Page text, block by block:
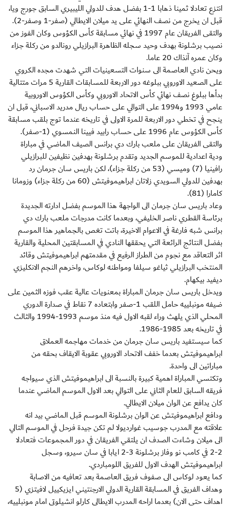
انتزع تعادلا ثمينا ذهابا 1-1 بفضل هدف للدولي الليبيري السابق جورج ويا،
قبل ان يخرج من نصف النهائي على يد ميلان الايطالي (صفر-1 وصفر-2).
والتقى الفريقان عام 1997 في نهائي مسابقة كأس الكؤوس وكان الفوز من
نصيب برشلونة بهدف وحيد سجله الظاهرة البرازيلي رونالدو من ركلة جزاء
وكان عمره آنذاك 20 عاما.
ويحن نادي العاصمة الى سنوات التسعينيات التي شهدت مجده الكروي
على الصعيد الاوروبي ببلوغه دور الاربعة للمسابقات القارية 5 مرات متتالية
بدأها ببلوغ نصف نهائي كأس الاتحاد الاوروبي وكأس الكؤوس الاوروبية
عامي 1993 و1994 على التوالي على حساب ريال مدريد الاسباني، قبل ان
ينجح في تخطي دور الاربعة للمرة الاولى في تاريخه عندما توج بلقب مسابقة
كأس الكؤوس عام 1996 على حساب رابيد فيينا النمسوي (1-صفر).
والتقى الفريقان على ملعب بارك دي برانس الصيف الماضي في مباراة
ودية اعدادية للموسم الجديد وتقدم برشلونة بهدفين نظيفين للبرازيلي
رافينيا (7) وميسي (53 من ركلة جزاء)، لكن باريس سان جرمان رد
بهدفين للدولي السويدي زلاتان ابراهيموفيتش (60 من ركلة جزاء) وزومانا
كامارا (81).
وعاد باريس سان جرمان الى الواجهة هذا الموسم بفضل ادارته الجديدة
برئاسة القطري ناصر الخليفي، وبعدما كانت مدرجات ملعب بارك دي
برانس شبه فارغة في الاعوام الاخيرة، باتت تغص بالجماهير هذا الموسم
بفضل النتائج الرائعة التي يحققها النادي في المسابقتين المحلية والقارية
اثر التعاقد مع نجوم من الطراز الرفيع في مقدمتهم ابراهيموفيتش وقائد
المنتخب البرازيلي ثياغو سيلفا ومواطنه لوكاس، واخرهم النجم الانكليزي
ديفيد بيكهام.
ويدخل باريس سان جرمان المباراة بمعنويات عالية عقب فوزه الثمين على
ضيفه مونبلييه حامل اللقب 1-صفر وابتعاده 7 نقاط في صدارة الدوري
المحلي الذي يلهث وراء لقبه الاول فيه منذ موسم 1993-1994 والثالث
في تاريخه بعد 1985-1986.
كما سيستفيد باريس سان جرمان من خدمات مهاجمه العملاق
ابراهيموفيتش بعدما خفف الاتحاد الاوروبي عقوبة الايقاف بحقه من
مباراتين الى واحدة.
وتكتسي المباراة اهمية كبيرة بالنسبة الى ابراهيموفيتش الذي سيواجه
فريقه السابق للعام الثاني على التوالي بعد الاول الموسم الماضي عندما
كان يدافع عن الوان ميلان الايطالي.
ودافع ابراهيموفيتش عن الوان برشلونة الموسم قبل الماضي بيد انه
علاقته مع المدرب جوسيب غوارديولا لم تكن جيدة فرحل في الموسم التالي
الى ميلان وشاءت الصدف ان يلتقي الفريقان في دور المجموعات فتعادلا
2-2 في كامب نو وفاز برشلونة 3-2 ايابا في سان سيرو، وسجل
ابراهيموفيتش الهدف الاول للفريق اللومباردي.
كما يعود لوكاس الى صفوف فريق العاصمة بعد تعافيه من الاصابة
وهداف الفريق في المسابقة القارية الدولي الارجنتيني ايزيكييل لافيتزي (5
اهداف حتى الان) بعدما اراحه المدرب الايطالي كارلو انشيلوتي امام مونبلييه،